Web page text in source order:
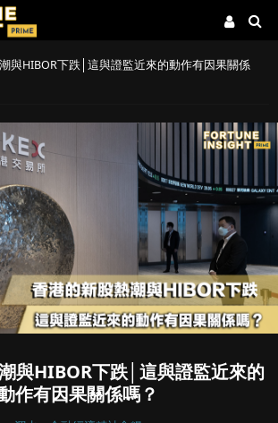
與HIBOR下跌│這與證監近來的動作有因果關係
與HIBOR下跌│這與證監近來的
作有因果關係嗎？